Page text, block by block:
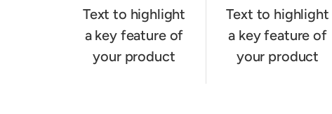
Text to highlight
a key feature of
your product
Text to highlight
a key feature of
your product